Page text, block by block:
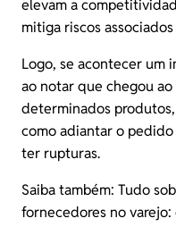
elevam a
mitiga riscos
Logo, se acontecer um
ao notar que chegou
determinados
como adiantar o
ter rupturas.
Saiba também: Tudo
fornecedores no